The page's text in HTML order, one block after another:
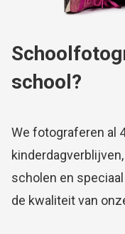
school?
We fotograferen al
scholen en
de kwaliteit van